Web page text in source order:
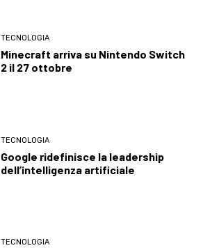
TECNOLOGIA
Minecraft arriva su Nintendo Switch
2 il 27 ottobre
TECNOLOGIA
Google ridefinisce la leadership
dell’intelligenza artificiale
TECNOLOGIA